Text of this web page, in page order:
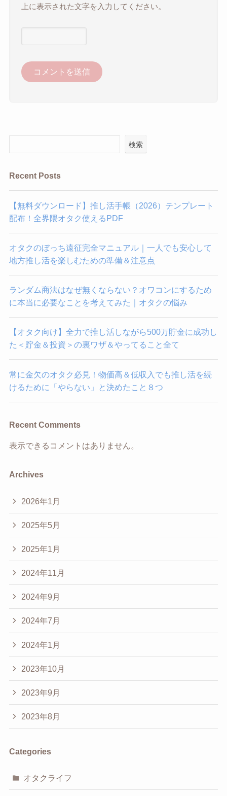
上に表示された文字を入力してください。
検索
Recent Posts
【無料ダウンロード】推し活手帳（2026）テンプレート
配布！全界隈オタク使えるPDF
オタクのぼっち遠征完全マニュアル｜一人でも安心して
地方推し活を楽しむための準備＆注意点
ランダム商法はなぜ無くならない？オワコンにするため
に本当に必要なことを考えてみた｜オタクの悩み
【オタク向け】全力で推し活しながら500万貯金に成功し
た＜貯金＆投資＞の裏ワザ＆やってること全て
常に金欠のオタク必見！物価高＆低収入でも推し活を続
けるために「やらない」と決めたこと８つ
Recent Comments
表示できるコメントはありません。
Archives
2026年1月
2025年5月
2025年1月
2024年11月
2024年9月
2024年7月
2024年1月
2023年10月
2023年9月
2023年8月
Categories
オタクライフ